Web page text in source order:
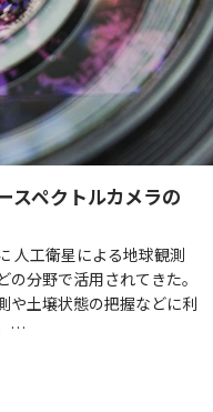
スペクトルカメラの
工衛星による地球観測
分野で活用されてきた。
や土壌状態の把握などに利
…